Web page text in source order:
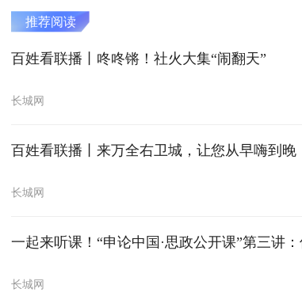
推荐阅读
百姓看联播丨咚咚锵！社火大集“闹翻天”
长城网
百姓看联播丨来万全右卫城，让您从早嗨到晚
长城网
一起来听课！“申论中国·思政公开课”第三讲
长城网